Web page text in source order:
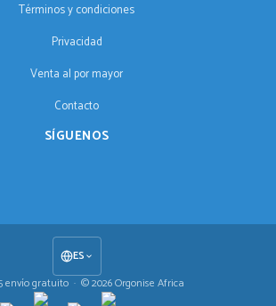
Términos y condiciones
Privacidad
Venta al por mayor
Contacto
SÍGUENOS
ES
envío gratuito · © 2026 Orgonise Africa